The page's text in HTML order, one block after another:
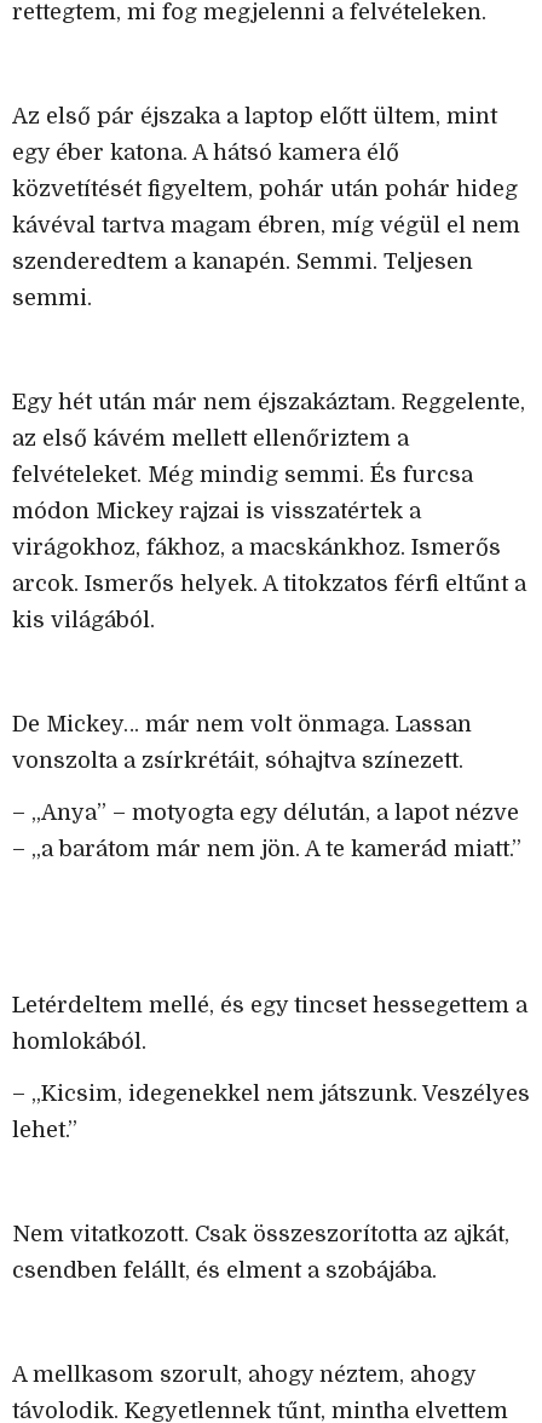
rettegtem, mi fog megjelenni a felvételeken.
Az első pár éjszaka a laptop előtt ültem, mint
egy éber katona. A hátsó kamera élő
közvetítését figyeltem, pohár után pohár hideg
kávéval tartva magam ébren, míg végül el nem
szenderedtem a kanapén. Semmi. Teljesen
semmi.
Egy hét után már nem éjszakáztam. Reggelente,
az első kávém mellett ellenőriztem a
felvételeket. Még mindig semmi. És furcsa
módon Mickey rajzai is visszatértek a
virágokhoz, fákhoz, a macskánkhoz. Ismerős
arcok. Ismerős helyek. A titokzatos férfi eltűnt a
kis világából.
De Mickey… már nem volt önmaga. Lassan
vonszolta a zsírkrétáit, sóhajtva színezett.
– „Anya” – motyogta egy délután, a lapot nézve
– „a barátom már nem jön. A te kamerád miatt.”
Letérdeltem mellé, és egy tincset hessegettem a
homlokából.
– „Kicsim, idegenekkel nem játszunk. Veszélyes
lehet.”
Nem vitatkozott. Csak összeszorította az ajkát,
csendben felállt, és elment a szobájába.
A mellkasom szorult, ahogy néztem, ahogy
távolodik. Kegyetlennek tűnt, mintha elvettem